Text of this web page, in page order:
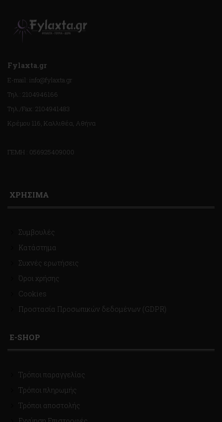
Fylaxta.gr
E-mail: info@fylaxta.gr
Τηλ.: 2104946166
Τηλ./Fax: 2104941483
Κρέμου 116, Καλλιθέα, Αθήνα
ΓΕΜΗ : 056925409000
ΧΡΗΣΙΜΑ
Συμβουλές
Κατάστημα
Συχνές ερωτήσεις
Όροι χρήσης
Cookies
Προστασία Προσωπικών δεδομένων (GDPR)
E-SHOP
Τρόποι παραγγελίας
Τρόποι πληρωμής
Τρόποι αποστολής